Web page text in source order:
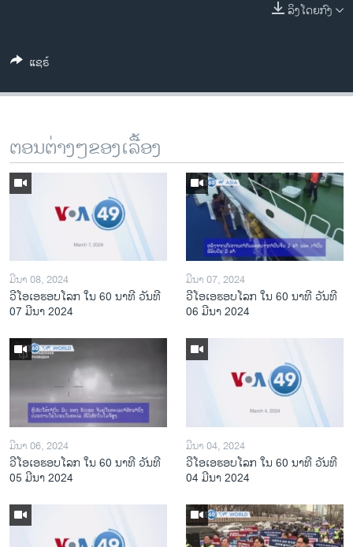
ລາຍງານ
ລິງໂດຍກົງ
ແຊຣ໌
ຕອນຕ່າງໆຂອງເລື້ອງ
ມີນາ 08, 2024
ວີໂອເອຮອບໂລກ ໃນ 60 ນາທີ ວັນທີ
07 ມີນາ 2024
ມີນາ 07, 2024
ວີໂອເອຮອບໂລກ ໃນ 60 ນາທີ ວັນທີ
06 ມີນາ 2024
ມີນາ 06, 2024
ວີໂອເອຮອບໂລກ ໃນ 60 ນາທີ ວັນທີ
05 ມີນາ 2024
ມີນາ 04, 2024
ວີໂອເອຮອບໂລກ ໃນ 60 ນາທີ ວັນທີ
04 ມີນາ 2024